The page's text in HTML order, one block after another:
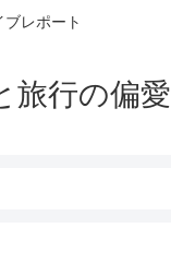
レポート
旅行の偏愛